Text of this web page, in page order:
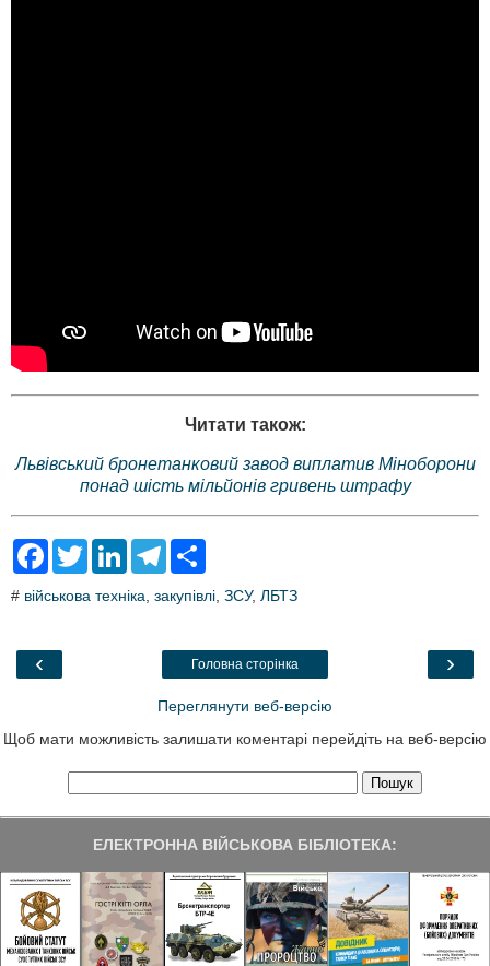
Читати також:
Львівський бронетанковий завод виплатив Міноборони
понад шість мільйонів гривень штрафу
F
e
o
T
t
L
k
T
e
a
r
# військова техніка закупівлі ЗСУ, ЛБТЗ
‹ ›
Головна сторінка
Переглянути веб-версію
Щоб мати можливість залишати коментарі перейдіть на веб-версію
ЕЛЕКТРОННА ВІЙСЬКОВА БІБЛІОТЕКА: